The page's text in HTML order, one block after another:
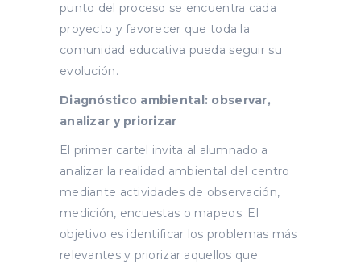
punto del proceso se encuentra cada
proyecto y favorecer que toda la
comunidad educativa pueda seguir su
evolución.
Diagnóstico ambiental: observar,
analizar y priorizar
El primer cartel invita al alumnado a
analizar la realidad ambiental del centro
mediante actividades de observación,
medición, encuestas o mapeos. El
objetivo es identificar los problemas más
relevantes y priorizar aquellos que